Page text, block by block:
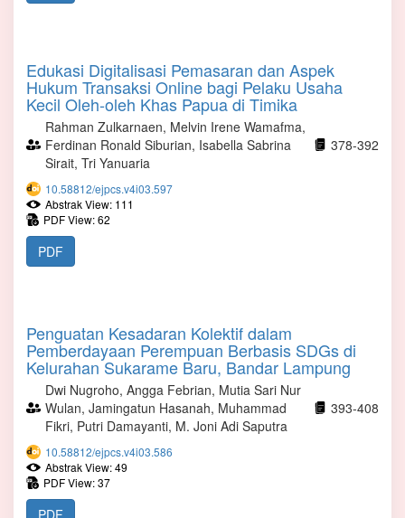
Edukasi Digitalisasi Pemasaran dan Aspek
Hukum Transaksi Online bagi Pelaku Usaha
Kecil Oleh-oleh Khas Papua di Timika
Rahman Zulkarnaen, Melvin Irene Wamafma,
Ferdinan Ronald Siburian, Isabella Sabrina
Sirait, Tri Yanuaria
378-392
10.58812/ejpcs.v4i03.597
Abstrak View: 111
PDF View: 62
PDF
Penguatan Kesadaran Kolektif dalam
Pemberdayaan Perempuan Berbasis SDGs di
Kelurahan Sukarame Baru, Bandar Lampung
Dwi Nugroho, Angga Febrian, Mutia Sari Nur
Wulan, Jamingatun Hasanah, Muhammad
Fikri, Putri Damayanti, M. Joni Adi Saputra
393-408
10.58812/ejpcs.v4i03.586
Abstrak View: 49
PDF View: 37
PDF